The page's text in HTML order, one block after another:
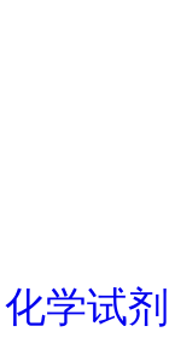
化学试剂